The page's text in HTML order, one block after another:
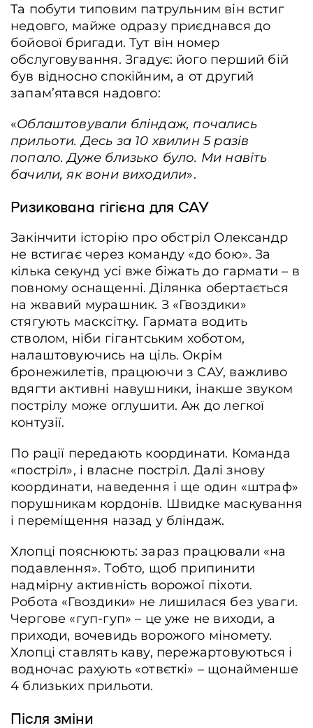
Та побути типовим патрульним він встиг
недовго, майже одразу приєднався до
бойової бригади. Тут він номер
обслуговування. Згадує: його перший бій
був відносно спокійним, а от другий
запам’ятався надовго:
«Облаштовували бліндаж, почались
прильоти. Десь за 10 хвилин 5 разів
попало. Дуже близько було. Ми навіть
бачили, як вони виходили».
Ризикована гігієна для САУ
Закінчити історію про обстріл Олександр
не встигає через команду «до бою». За
кілька секунд усі вже біжать до гармати – в
повному оснащенні. Ділянка обертається
на жвавий мурашник. З «Гвоздики»
стягують масксітку. Гармата водить
стволом, ніби гігантським хоботом,
налаштовуючись на ціль. Окрім
бронежилетів, працюючи з САУ, важливо
вдягти активні навушники, інакше звуком
пострілу може оглушити. Аж до легкої
контузії.
По рації передають координати. Команда
«постріл», і власне постріл. Далі знову
координати, наведення і ще один «штраф»
порушникам кордонів. Швидке маскування
і переміщення назад у бліндаж.
Хлопці пояснюють: зараз працювали «на
подавлення». Тобто, щоб припинити
надмірну активність ворожої піхоти.
Робота «Гвоздики» не лишилася без уваги.
Чергове «гуп-гуп» – це уже не виходи, а
приходи, вочевидь ворожого міномету.
Хлопці ставлять каву, пережартовуються і
водночас рахують «отвєткі» – щонайменше
4 близьких прильоти.
Після зміни